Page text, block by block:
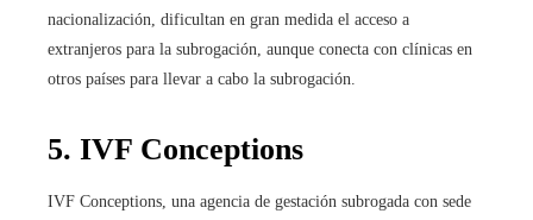
nacionalización, dificultan en gran medida el acceso a
extranjeros para la subrogación, aunque conecta con clínicas en
otros países para llevar a cabo la subrogación.
5. IVF Conceptions
IVF Conceptions, una agencia de gestación subrogada con sede